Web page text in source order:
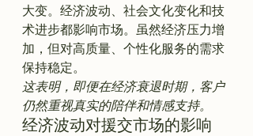
大变。经济波动、社会文化变化和技
术进步都影响市场。虽然经济压力增
加，但对高质量、个性化服务的需求
保持稳定。
这表明，即便在经济衰退时期，客户
仍然重视真实的陪伴和情感支持。
经济波动对援交市场的影响